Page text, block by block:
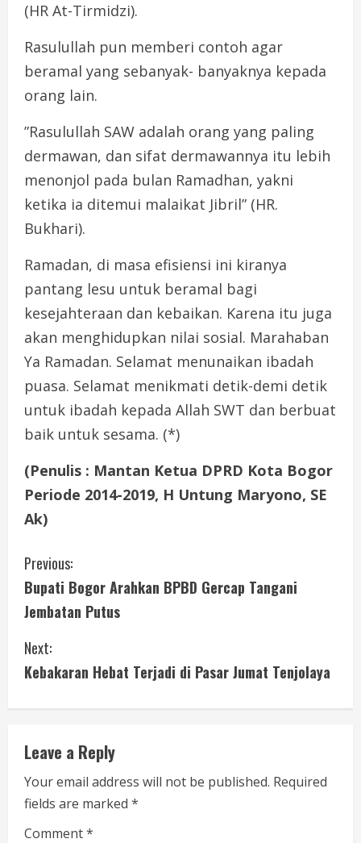
(HR At-Tirmidzi).
Rasulullah pun memberi contoh agar
beramal yang sebanyak- banyaknya kepada
orang lain.
”Rasulullah SAW adalah orang yang paling
dermawan, dan sifat dermawannya itu lebih
menonjol pada bulan Ramadhan, yakni
ketika ia ditemui malaikat Jibril” (HR.
Bukhari).
Ramadan, di masa efisiensi ini kiranya
pantang lesu untuk beramal bagi
kesejahteraan dan kebaikan. Karena itu juga
akan menghidupkan nilai sosial. Marahaban
Ya Ramadan. Selamat menunaikan ibadah
puasa. Selamat menikmati detik-demi detik
untuk ibadah kepada Allah SWT dan berbuat
baik untuk sesama. (*)
(Penulis : Mantan Ketua DPRD Kota Bogor
Periode 2014-2019, H Untung Maryono, SE
Ak)
C
o
n
t
i
n
u
e
Previous:
Bupati Bogor Arahkan BPBD Gercap Tangani
Jembatan Putus
Next:
Kebakaran Hebat Terjadi di Pasar Jumat Tenjolaya
Leave a Reply
Your email address will not be published. Required
fields are marked *
Comment*